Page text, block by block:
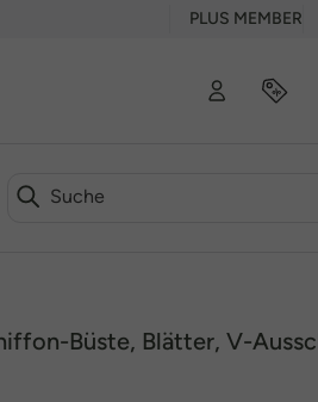
PLUS MEMBER
Büste, Blätter, V-